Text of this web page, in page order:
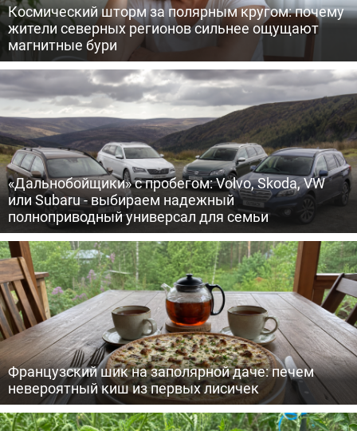
Космический шторм за полярным кругом: почему
жители северных регионов сильнее ощущают
магнитные бури
«Дальнобойщики» с пробегом: Volvo, Skoda, VW
или Subaru - выбираем надежный
полноприводный универсал для семьи
Французский шик на заполярной даче: печем
невероятный киш из первых лисичек